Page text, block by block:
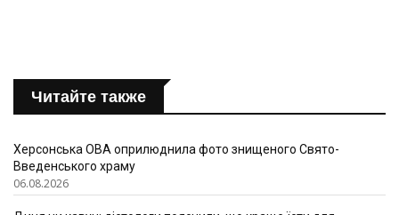
Читайте также
Херсонська ОВА оприлюднила фото знищеного Свято-
Введенського храму
06.08.2026